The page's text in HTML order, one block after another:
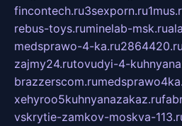
fincontech.ru3sexporn.ru
rebus-toys.ruminelab-msk.ru
medsprawo-4-ka.ru2864420.ru
zajmy24.rutovudyi-4-
brazzerscom.ru
xehyroo5kuhnyanazakaz.ru
vskrytie-zamkov-moskva-